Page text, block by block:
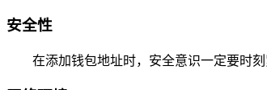
安全性
在添加钱包地址时，安全意识一定要时